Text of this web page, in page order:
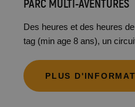
PARC MULTI-AVENTURES
Des heures et des heures
tag (min age 8 ans), un
PLUS